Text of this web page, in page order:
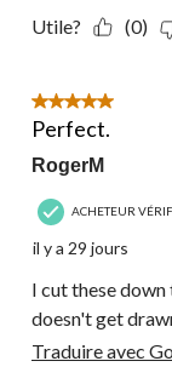
Utile? (0)
5 étoile(s) sur 5.
Perfect.
RogerM
ACHETEUR
il y a 29 jours
I cut these
doesn't get
Traduire avec